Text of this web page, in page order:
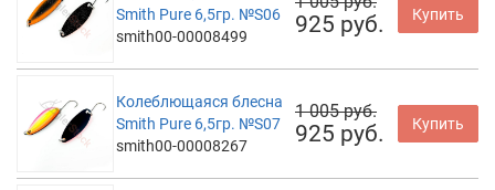
Smith Pure 6,5гр. №S06
smith00-00008499
925 руб. Купить
Колеблющаяся блесна
Smith Pure 6,5гр. №S07
smith00-00008267
1 005 руб.
925 руб. Купить